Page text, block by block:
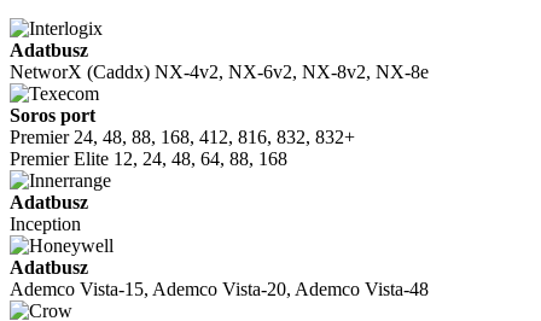
Adatbusz
NetworX (Caddx) NX-4v2, NX-6v2, NX-8v2, NX-8e
Soros port
Premier24, 48, 88, 168, 412, 816, 832, 832+
Premier Elite 12, 24, 48, 64, 88, 168
Adatbusz
Inception
Adatbusz
Ademco Vista-15, Ademco Vista-20, Ademco Vista-48